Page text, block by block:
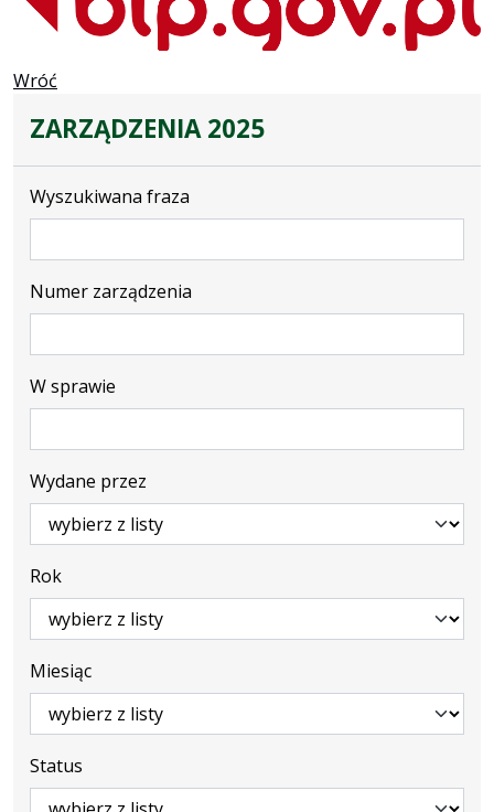
Wróć
ZARZĄDZENIA 2025
Wyszukiwana fraza
Numer zarządzenia
W sprawie
Wydane przez
Rok
Miesiąc
Status